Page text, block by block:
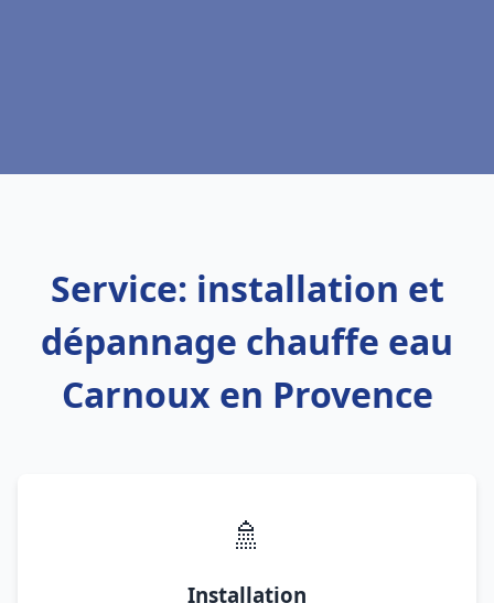
Service: installation et
dépannage chauffe eau
Carnoux en Provence
🚿
Installation